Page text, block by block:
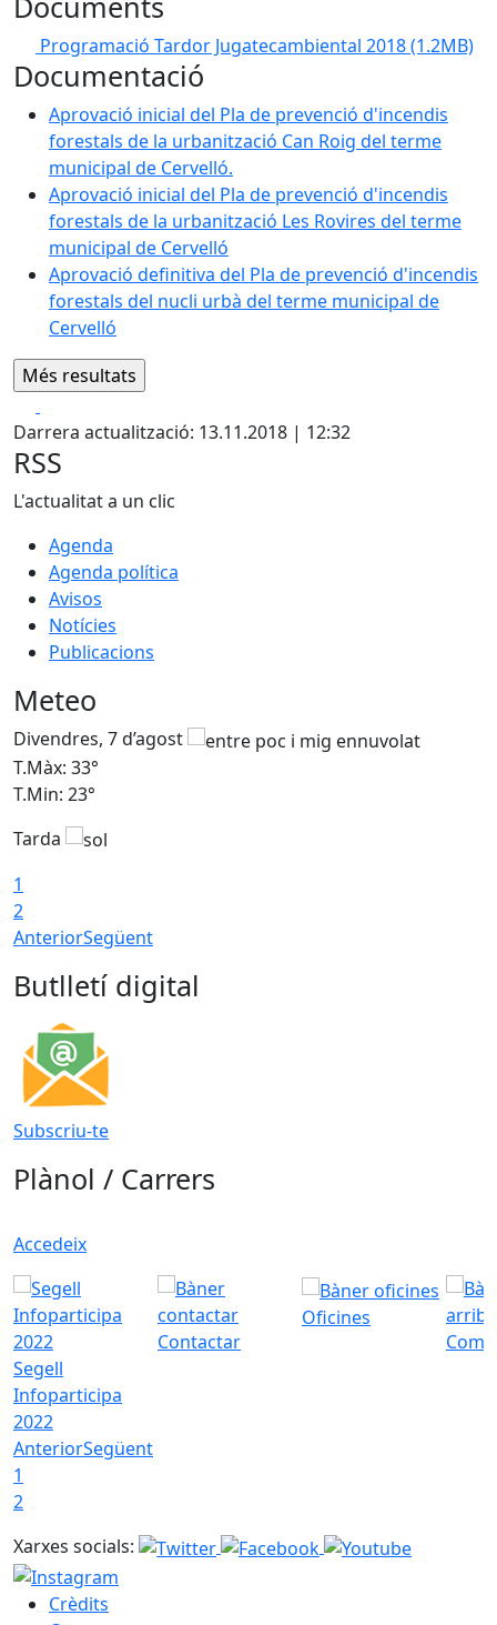
Programació Tardor Jugatecambiental 2018(1.2MB)
Documentació
Aprovació inicial del Pla de prevenció d'incendis
forestals de la urbanització Can Roig del terme
municipal de Cervelló.
Aprovació inicial del Pla de prevenció d'incendis
forestals de la urbanització Les Rovires del terme
municipal de Cervelló
Aprovació definitiva del Pla de prevenció d'incendis
forestals del nucli urbà del terme municipal de
Cervelló
Darrera actualització: 13.11.2018 | 12:32
RSS
L'actualitat a un clic
Agenda
Agenda política
Avisos
Notícies
Publicacions
Meteo
Divendres, 7 d’agost
T.Màx: 33°
T.Min: 23°
Tarda
1
2
AnteriorSegüent
Butlletí digital
Subscriu-te
Plànol / Carrers
Accedeix
Segell
Infoparticipa
2022
Contactar
Oficines
Com
AnteriorSegüent
1
2
Xarxes socials:
Crèdits